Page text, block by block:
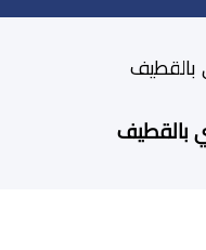
بالقطيف
بالقطيف